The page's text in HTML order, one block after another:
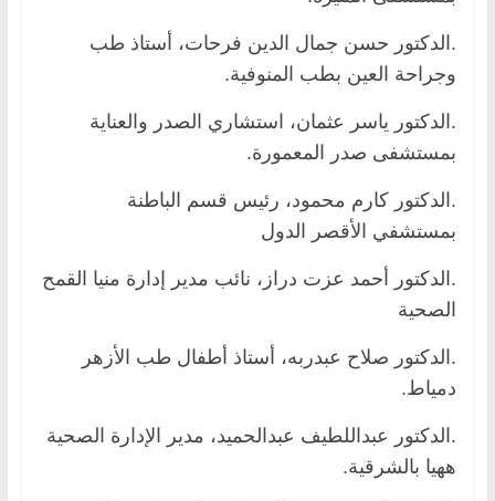
.الدكتور حسن جمال الدين فرحات، أستاذ طب
وجراحة العين بطب المنوفية.
.الدكتور ياسر عثمان، استشاري الصدر والعناية
بمستشفى صدر المعمورة.
.الدكتور كارم محمود، رئيس قسم الباطنة
بمستشفي الأقصر الدول
.الدكتور أحمد عزت دراز، نائب مدير إدارة منيا القمح
الصحية
.الدكتور صلاح عبدربه، أستاذ أطفال طب الأزهر
دمياط.
.الدكتور عبداللطيف عبدالحميد، مدير الإدارة الصحية
ههيا بالشرقية.